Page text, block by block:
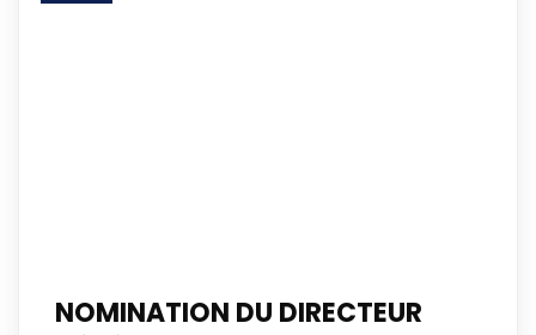
NOMINATION DU DIRECTEUR